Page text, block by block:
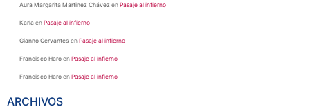
Aura Margarita Martinez Chávez en Pasaje al infierno
Karla en Pasaje al infierno
Gianno Cervantes en Pasaje al infierno
Francisco Haro en Pasaje al infierno
Francisco Haro en Pasaje al infierno
ARCHIVOS